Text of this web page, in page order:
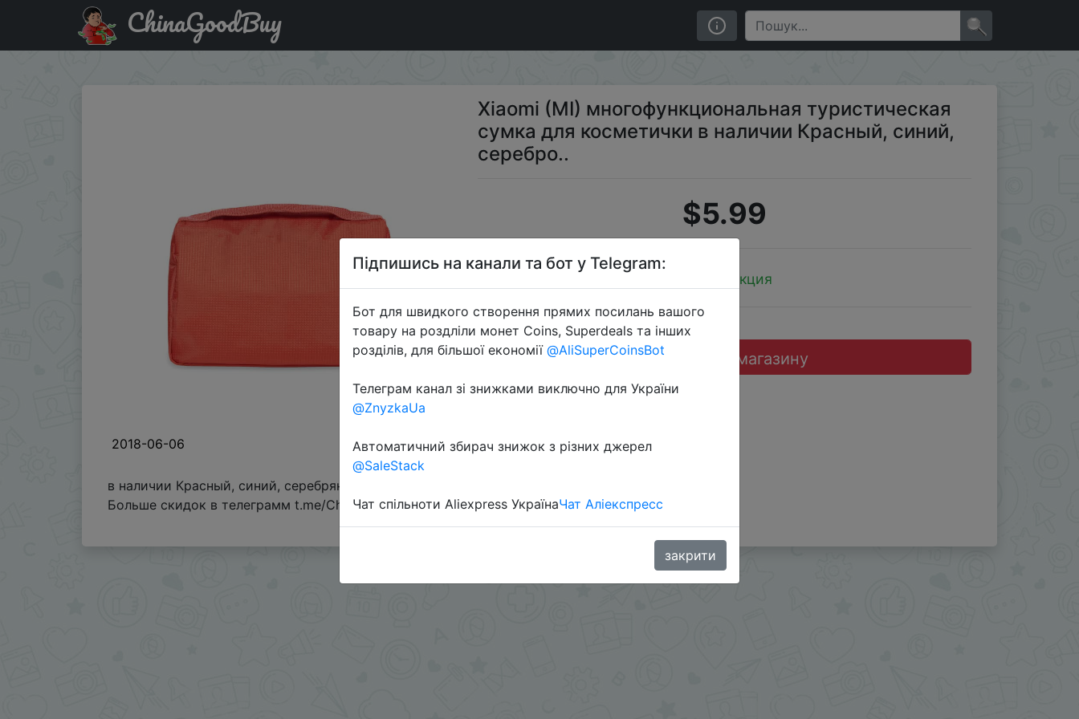
Придбати по знижці Xiaomi (MI) многофункциональная туристическая сумка для косметички в наличии Красный, синий, серебро..
ChinaGoodBuy
2018-06-06
Xiaomi (MI) многофункциональная туристическая
сумка для косметички в наличии Красный, синий,
серебро..
$5.99
JD коллекция
Перейти до магазину
в наличии Красный, синий, серебряный цвет.
Больше скидок в телеграмм t.me/ChinaGoodBuy
Підпишись на канали та бот у Telegram:
Бот для швидкого створення прямих посилань вашого
товару на роздліли монет Coins, Superdeals та інших
розділів, для більшої економії @AliSuperCoinsBot
Телеграм канал зі знижками виключно для України
@ZnyzkaUa
Автоматичний збирач знижок з різних джерел
@SaleStack
Чат спільноти Aliexpress УкраїнаЧат Аліекспресс
закрити